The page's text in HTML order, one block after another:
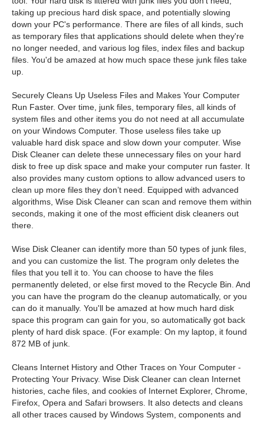
taking up precious hard disk space, and potentially slowing
down your PC's performance. There are files of all kinds, such
as temporary files that applications should delete when they're
no longer needed, and various log files, index files and backup
files. You'd be amazed at how much space these junk files take
up.
Securely Cleans Up Useless Files and Makes Your Computer
Run Faster. Over time, junk files, temporary files, all kinds of
system files and other items you do not need at all accumulate
on your Windows Computer. Those useless files take up
valuable hard disk space and slow down your computer. Wise
Disk Cleaner can delete these unnecessary files on your hard
disk to free up disk space and make your computer run faster. It
also provides many custom options to allow advanced users to
clean up more files they don’t need. Equipped with advanced
algorithms, Wise Disk Cleaner can scan and remove them within
seconds, making it one of the most efficient disk cleaners out
there.
Wise Disk Cleaner can identify more than 50 types of junk files,
and you can customize the list. The program only deletes the
files that you tell it to. You can choose to have the files
permanently deleted, or else first moved to the Recycle Bin. And
you can have the program do the cleanup automatically, or you
can do it manually. You'll be amazed at how much hard disk
space this program can gain for you, so automatically got back
plenty of hard disk space. (For example: On my laptop, it found
872 MB of junk.
Cleans Internet History and Other Traces on Your Computer -
Protecting Your Privacy. Wise Disk Cleaner can clean Internet
histories, cache files, and cookies of Internet Explorer, Chrome,
Firefox, Opera and Safari browsers. It also detects and cleans
all other traces caused by Windows System, components and